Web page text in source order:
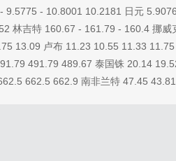
- 10.8001 10.2181 日元
林吉特 160.67 - 161.79 - 160.4 挪
13.09 卢布 11.23 10.55 11.33
491.79 489.67 泰国铢 20.14
662.5 662.9 南非兰特 47.45